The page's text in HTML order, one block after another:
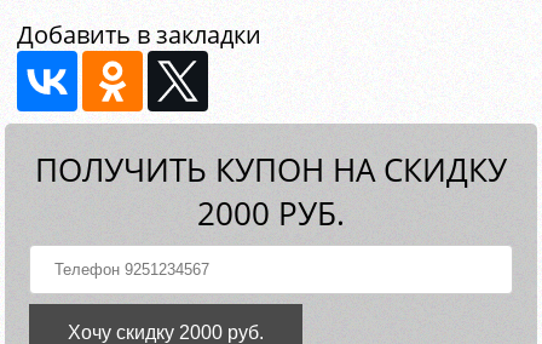
Добавить в закладки
ПОЛУЧИТЬ КУПОН НА СКИДКУ
2000 РУБ.
Хочу скидку 2000 руб.